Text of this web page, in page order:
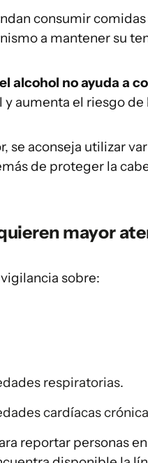
consumir
a mantener su
el alcohol no ayuda a
aumenta el riesgo
se aconseja utilizar
de proteger la
mayor
sobre:
respiratorias.
cardíacas
reportar personas